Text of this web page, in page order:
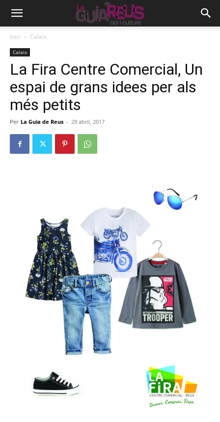
Inici Calaix
Calaix
La Fira Centre Comercial, Un
espai de grans idees per als
més petits
Per La Guia de Reus - 28 abril, 2017